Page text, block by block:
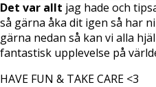
Det var allt jag hade och
så gärna åka dit igen så har
gärna nedan så kan vi alla
fantastisk upplevelse på
HAVE FUN & TAKE CARE <3